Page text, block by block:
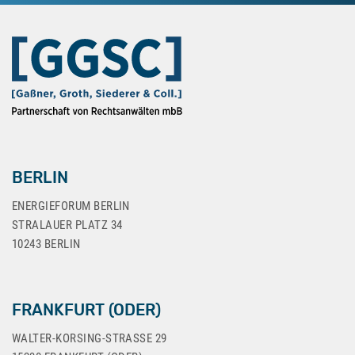
BERLIN
ENERGIEFORUM BERLIN
STRALAUER PLATZ 34
10243 BERLIN
FRANKFURT (ODER)
WALTER-KORSING-STRASSE 29